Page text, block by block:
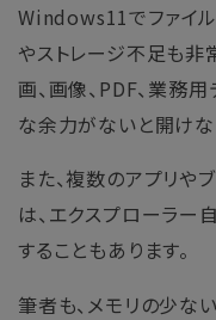
Windows11でファイ
やストレージ不足も非
画、画像、PDF、業務
な余力がないと開けな
また、複数のアプリや
は、エクスプローラー
することもあります。
筆者も、メモリの少な